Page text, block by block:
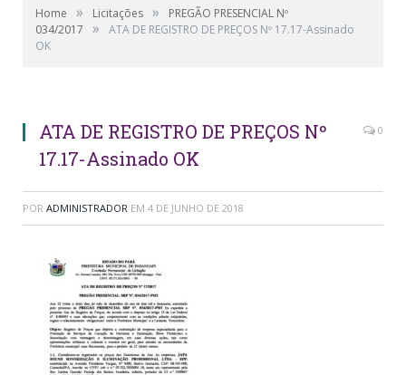
Home » Licitações »
PREGÃO PRESENCIAL Nº
034/2017
»
ATA DE REGISTRO DE PREÇOS Nº 17.17-Assinado
OK
ATA DE REGISTRO DE PREÇOS Nº
17.17-Assinado OK
0
POR ADMINISTRADOR EM 4 DE JUNHO DE 2018